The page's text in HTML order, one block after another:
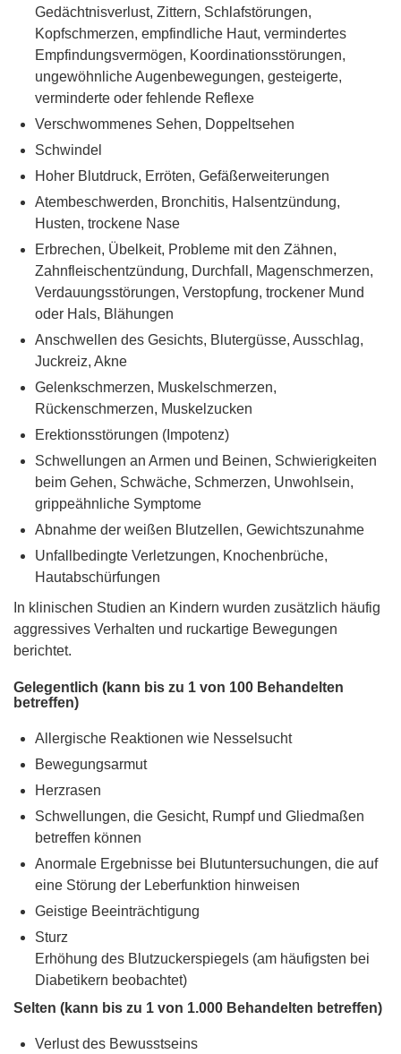
Gedächtnisverlust, Zittern, Schlafstörungen,
Kopfschmerzen, empfindliche Haut, vermindertes
Empfindungsvermögen, Koordinationsstörungen,
ungewöhnliche Augenbewegungen, gesteigerte,
verminderte oder fehlende Reflexe
Verschwommenes Sehen, Doppeltsehen
Schwindel
Hoher Blutdruck, Erröten, Gefäßerweiterungen
Atembeschwerden, Bronchitis, Halsentzündung,
Husten, trockene Nase
Erbrechen, Übelkeit, Probleme mit den Zähnen,
Zahnfleischentzündung, Durchfall, Magenschmerzen,
Verdauungsstörungen, Verstopfung, trockener Mund
oder Hals, Blähungen
Anschwellen des Gesichts, Blutergüsse, Ausschlag,
Juckreiz, Akne
Gelenkschmerzen, Muskelschmerzen,
Rückenschmerzen, Muskelzucken
Erektionsstörungen (Impotenz)
Schwellungen an Armen und Beinen, Schwierigkeiten
beim Gehen, Schwäche, Schmerzen, Unwohlsein,
grippeähnliche Symptome
Abnahme der weißen Blutzellen, Gewichtszunahme
Unfallbedingte Verletzungen, Knochenbrüche,
Hautabschürfungen
In klinischen Studien an Kindern wurden zusätzlich häufig
aggressives Verhalten und ruckartige Bewegungen
berichtet.
Gelegentlich (kann bis zu 1 von 100 Behandelten
betreffen)
Allergische Reaktionen wie Nesselsucht
Bewegungsarmut
Herzrasen
Schwellungen, die Gesicht, Rumpf und Gliedmaßen
betreffen können
Anormale Ergebnisse bei Blutuntersuchungen, die auf
eine Störung der Leberfunktion hinweisen
Geistige Beeinträchtigung
Sturz
Erhöhung des Blutzuckerspiegels (am häufigsten bei
Diabetikern beobachtet)
Selten (kann bis zu 1 von 1.000 Behandelten betreffen)
Verlust des Bewusstseins